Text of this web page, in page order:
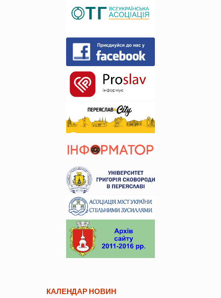
КАЛЕНДАР НОВИН